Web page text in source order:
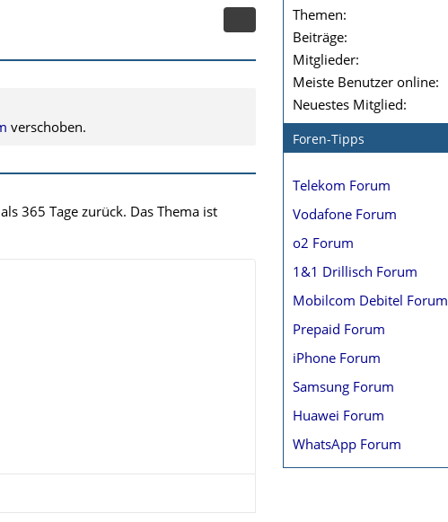
verschoben.
365 Tage zurück. Das Thema ist
Themen
Beiträge
Mitglieder
Meiste Benutzer online
Neuestes Mitglied
Foren-Tipps
Telekom Forum
Vodafone Forum
o2 Forum
1&1 Drillisch Forum
Mobilcom Debitel Forum
Prepaid Forum
iPhone Forum
Samsung Forum
Huawei Forum
WhatsApp Forum